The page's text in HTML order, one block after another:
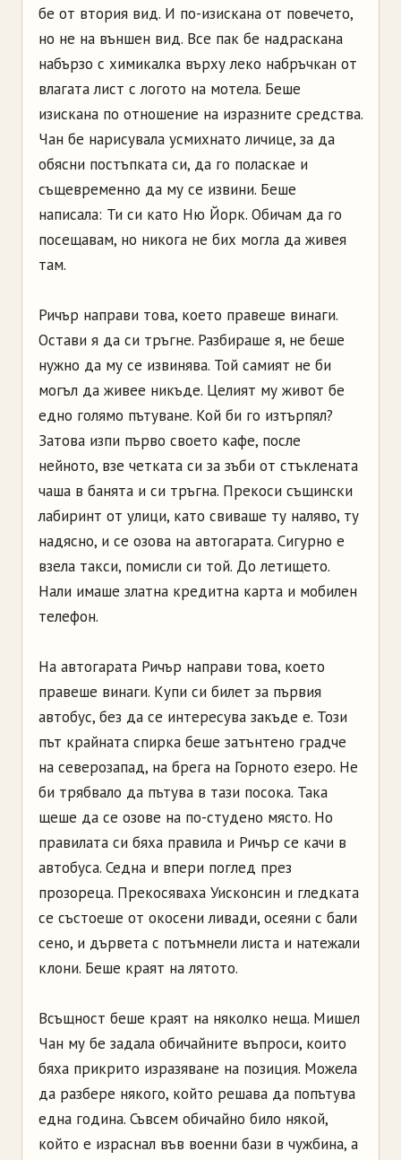
бе от втория вид. И по-­изискана от повечето,
но не на външен вид. Все пак бе надраскана
набързо с химикалка върху леко набръчкан от
влагата лист с логото на мотела. Беше
изискана по отношение на изразните средства.
Чан бе нарисувала усмихнато личице, за да
обясни постъпката си, да го поласкае и
същевременно да му се извини. Беше
написала: Ти си като Ню Йорк. Обичам да го
посещавам, но никога не бих могла да живея
там.
Ричър направи това, което правеше винаги.
Остави я да си тръгне. Разбираше я, не беше
нужно да му се извинява. Той самият не би
могъл да живее никъде. Целият му живот бе
едно голямо пътуване. Кой би го изтърпял?
Затова изпи първо своето кафе, после
нейното, взе четката си за зъби от стъклената
чаша в банята и си тръгна. Прекоси същински
лабиринт от улици, като свиваше ту наляво, ту
надясно, и се озова на автогарата. Сигурно е
взела такси, помисли си той. До летището.
Нали имаше златна кредитна карта и мобилен
телефон.
На автогарата Ричър направи това, което
правеше винаги. Купи си билет за първия
автобус, без да се интересува закъде е. Този
път крайната спирка беше затънтено градче
на северозапад, на брега на Горното езеро. Не
би трябвало да пътува в тази посока. Така
щеше да се озове на по­-студено място. Но
правилата си бяха правила и Ричър се качи в
автобуса. Седна и впери поглед през
прозореца. Прекосяваха Уисконсин и гледката
се състоеше от окосени ливади, осеяни с бали
сено, и дървета с потъмнели листа и натежали
клони. Беше краят на лятото.
Всъщност беше краят на няколко неща. Мишел
Чан му бе задала обичайните въпроси, които
бяха прикрито изразяване на позиция. Можела
да разбере някого, който решава да попътува
една година. Съвсем обичайно било някой,
който е израснал във военни бази в чужбина, а